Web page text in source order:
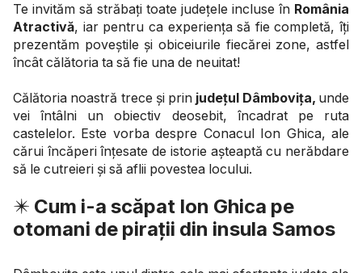
Te invităm să străbați toate județele incluse în România
Atractivă, iar pentru ca experiența să fie completă, îți
prezentăm poveștile și obiceiurile fiecărei zone, astfel
încât călătoria ta să fie una de neuitat!
Călătoria noastră trece și prin județul Dâmbovița, unde
vei întâlni un obiectiv deosebit, încadrat pe ruta
castelelor. Este vorba despre Conacul Ion Ghica, ale
cărui încăperi înțesate de istorie așteaptă cu nerăbdare
să le cutreieri și să aflii povestea locului.
✴️ Cum i-a scăpat Ion Ghica pe
otomani de pirații din insula Samos